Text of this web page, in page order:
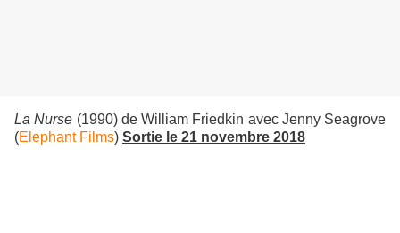
La Nurse (1990) de William Friedkin avec Jenny Seagrove
(Elephant Films) Sortie le 21 novembre 2018